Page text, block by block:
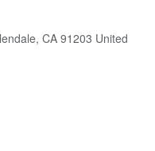
CA 91203 United